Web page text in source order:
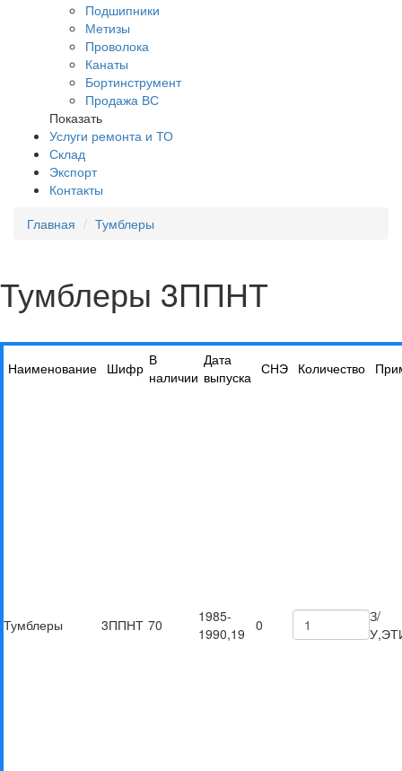
Подшипники
Метизы
Проволока
Канаты
Бортинструмент
Продажа ВС
Показать
Услуги ремонта и ТО
Склад
Экспорт
Контакты
Главная
Тумблеры
Тумблеры 3ППНТ
Наименование Шифр В
наличии
Дата
выпуска СНЭ Количество
Тумблеры 3ППНТ 70
1985-
1990,19
0
З/